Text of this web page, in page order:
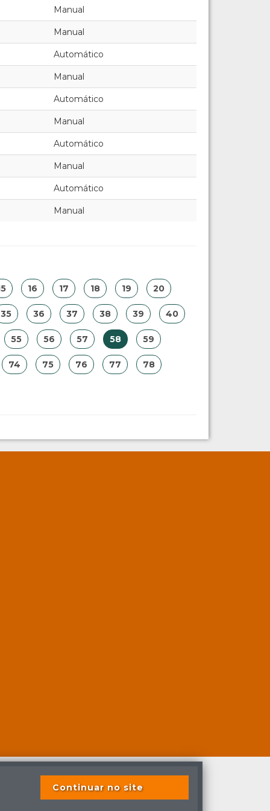
Manual
Manual
Automático
Manual
Automático
Manual
Automático
Manual
Automático
Manual
16 17 18 19 20
35 36 37 38 39 40
55 56 57 58 59
74 75 76 77 78
Continuar no site